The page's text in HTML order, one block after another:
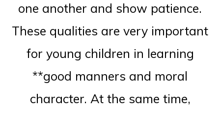
one another and show patience.
These qualities are very important
for young children in learning
**good manners and moral
character. At the same time,